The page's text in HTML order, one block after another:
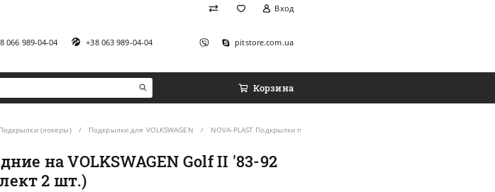
Вход
066 989-04-04 +38 063 989-04-04 pitstore.com.ua
Корзина
Подкрылки (локеры) Подкрылки для VOLKSWAGEN NOVA-PLAST Подкрылки передние на VOLKSWAGEN Golf II '83-92 (Комплект 2
на VOLKSWAGEN Golf II '83-92
2 шт.)